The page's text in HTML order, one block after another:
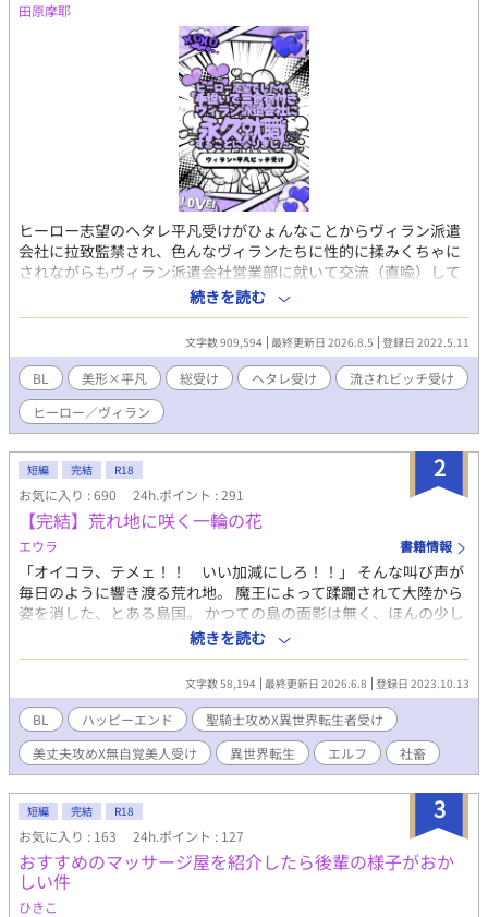
田原摩耶
ヒーロー志望のヘタレ平凡受けがひょんなことからヴィラン派遣
会社に拉致監禁され、色んなヴィランたちに性的に揉みくちゃに
されながらもヴィラン派遣会社営業部に就いて交流（直喩）して
いくお話。 ゆるゆるヘタレお人好し流されビッチM平凡総受け／
複数／ラブコメ寄りわちゃわちゃ／明るいレイプ
続きを読む
文字数 909,594 最終更新日 2026.8.5 登録日 2022.5.11
BL 美形×平凡 総受け ヘタレ受け
流されビッチ受け
ヒーロー／ヴィラン
2
短編 完結 R18
お気に入り : 690 24h.ポイント : 291
【完結】荒れ地に咲く一輪の花
エウラ 書籍情報
「オイコラ、テメェ！！ いい加減にしろ！！」 そんな叫び声が
毎日のように響き渡る荒れ地。 魔王によって蹂躙されて大陸から
姿を消した、とある島国。 かつての島の面影は無く、ほんの少し
海からせり上がった小高い丘にぽつんと大きな樹がそびえ立って
いるだけで何もない荒れ地だった。 だがそこに、ひっそりと一人
の異世界人が舞い降りた。 偶然にも神の采配によって異世界転生
した彼に、また偶然にも巡り会い一目惚れをした聖騎士。 そんな
二人のわちゃわちゃな日常。 性懲りも無く突発的に短編投稿しち
ゃいました。 長くても2，3話で終わる予定です。 ※サブタイトル
に前中後としてましたが、３話でも終わらなくなりそうなので数
字を振ります。スミマセン。 おおざっぱに説明しつついちゃいち
ゃするだけのお話です。 頭を空っぽにしてお読み下さいませ。 男
女ともに存在しますが、女性は少ないです。王侯貴族が囲っちゃ
う感じですね。 魔法で男も孕めるので同性婚は普通です(描写はあ
りませんが、女同士でも魔法で孕めます)。 単なる思いつきで書い
てるのでご都合主義です。ご了承下さいませ。 ※完結しました。
ありがとうございます。
続きを読む
文字数 58,194 最終更新日 2026.6.8 登録日 2023.10.13
BL ハッピーエンド
聖騎士攻めX異世界転生者受け
美丈夫攻めX無自覚美人受け
異世界転生 エルフ 社畜
3
短編 完結 R18
お気に入り : 163 24h.ポイント : 127
おすすめのマッサージ屋を紹介したら後輩の様子がおか
しい件
ひきこ